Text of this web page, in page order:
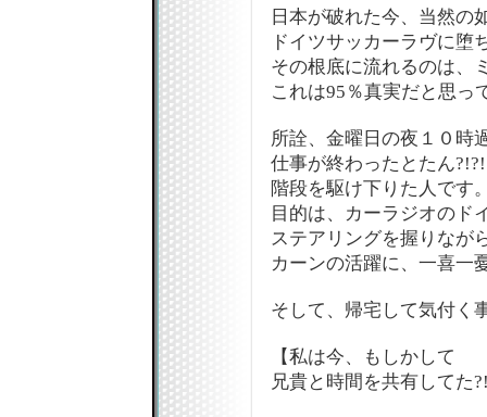
日本が破れた今、当然の
ドイツサッカーラヴに堕
その根底に流れるのは、
これは95％真実だと思っ
所詮、金曜日の夜１０時
仕事が終わったとたん
階段を駆け下りた人です
目的は、カーラジオのド
ステアリングを握りなが
カーンの活躍に、一喜一
そして、帰宅して気付く
【私は今、もしかして
兄貴と時間を共有してた